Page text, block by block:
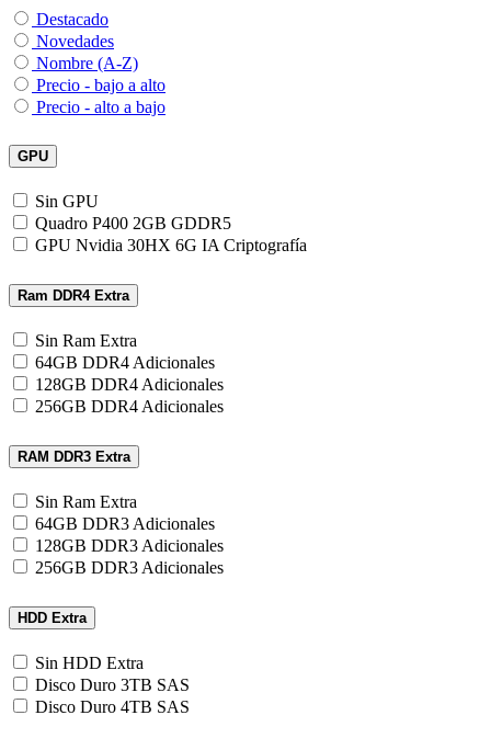
Destacado
Novedades
Nombre (A-Z)
Precio - bajo a alto
Precio - alto a bajo
GPU
Sin GPU
Quadro P400 2GB GDDR5
GPU Nvidia 30HX 6G IA Criptografía
Ram DDR4 Extra
Sin Ram Extra
64GB DDR4 Adicionales
128GB DDR4 Adicionales
256GB DDR4 Adicionales
RAM DDR3 Extra
Sin Ram Extra
64GB DDR3 Adicionales
128GB DDR3 Adicionales
256GB DDR3 Adicionales
HDD Extra
Sin HDD Extra
Disco Duro 3TB SAS
Disco Duro 4TB SAS